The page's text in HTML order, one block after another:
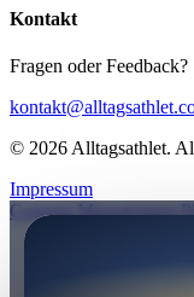
Kontakt
Fragen oder Feedback?
© 2026 Alltagsathlet.
Impressum
Consent Management